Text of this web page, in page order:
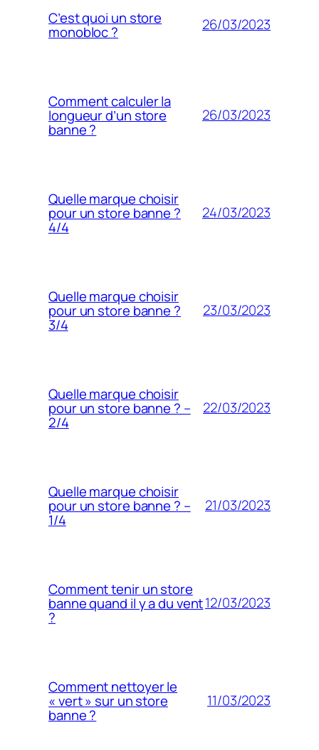
C’est quoi un store
monobloc ? 26/03/2023
Comment calculer la
longueur d’un store
banne ?
26/03/2023
Quelle marque choisir
pour un store banne ?
4/4
24/03/2023
Quelle marque choisir
pour un store banne ?
3/4
23/03/2023
Quelle marque choisir
pour un store banne ? –
2/4
22/03/2023
Quelle marque choisir
pour un store banne ? –
1/4
21/03/2023
Comment tenir un store
banne quand il y a du vent
?
12/03/2023
Comment nettoyer le
« vert » sur un store
banne ?
11/03/2023